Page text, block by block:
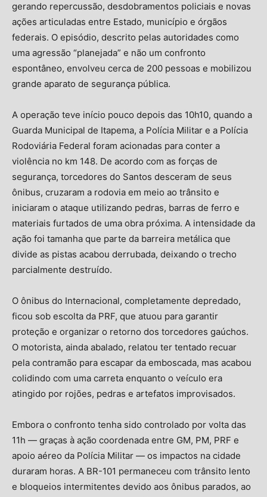
gerando repercussão, desdobramentos policiais e novas
ações articuladas entre Estado, município e órgãos
federais. O episódio, descrito pelas autoridades como
uma agressão “planejada” e não um confronto
espontâneo, envolveu cerca de 200 pessoas e mobilizou
grande aparato de segurança pública.
A operação teve início pouco depois das 10h10, quando a
Guarda Municipal de Itapema, a Polícia Militar e a Polícia
Rodoviária Federal foram acionadas para conter a
violência no km 148. De acordo com as forças de
segurança, torcedores do Santos desceram de seus
ônibus, cruzaram a rodovia em meio ao trânsito e
iniciaram o ataque utilizando pedras, barras de ferro e
materiais furtados de uma obra próxima. A intensidade da
ação foi tamanha que parte da barreira metálica que
divide as pistas acabou derrubada, deixando o trecho
parcialmente destruído.
O ônibus do Internacional, completamente depredado,
ficou sob escolta da PRF, que atuou para garantir
proteção e organizar o retorno dos torcedores gaúchos.
O motorista, ainda abalado, relatou ter tentado recuar
pela contramão para escapar da emboscada, mas acabou
colidindo com uma carreta enquanto o veículo era
atingido por rojões, pedras e artefatos improvisados.
Embora o confronto tenha sido controlado por volta das
11h — graças à ação coordenada entre GM, PM, PRF e
apoio aéreo da Polícia Militar — os impactos na cidade
duraram horas. A BR-101 permaneceu com trânsito lento
e bloqueios intermitentes devido aos ônibus parados, ao